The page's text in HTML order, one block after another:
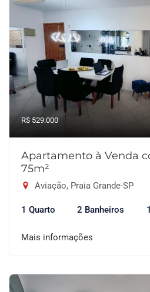
R$ 529.000
Apartamento à Venda
75m²
Aviação, Praia Grande-SP
1 Quarto 2 Banheiros
Mais informações